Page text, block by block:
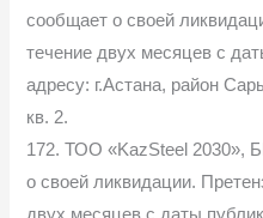
сообщает о своей
течение двух месяцев с
адресу: г.Астана, район
кв. 2.
172. ТОО «KazSteel 2030»,
о своей ликвидации.